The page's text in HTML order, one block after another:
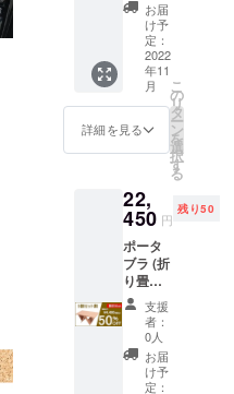
となり
ます。
ご支援
額は全
て送料
込みの
価格で
す。 ※
超えた
場合な
価格が
変更と
なる場
合がご
ざいま
す。
達成し
た場合
の販売
予定価
格は
8,980円
×2
→17,96
リター
ンは、
販売す
る場合
の予定
価格か
ら
【35％
オフ】
となり
ます。
ご支援
本プロ
ジェク
トはAll
Nothing
です。
目標を
達成し
た場合
ターン
をお届
けでき
ます。
応援よ
ろしく
お願い
いたし
ます。
達成し
た場合
の販売
お届
け予
定：
2022
年11
月
詳細を見る
こ
の
リ
タ
ー
ン
を
選
択
す
る
22,
450 円
残り50
ポータ
ブラ (折
り畳み
コルク
マルチ
テーブ
ル) ×5個
本プロ
ジェク
支援
者：
0人
お届
け予
定：